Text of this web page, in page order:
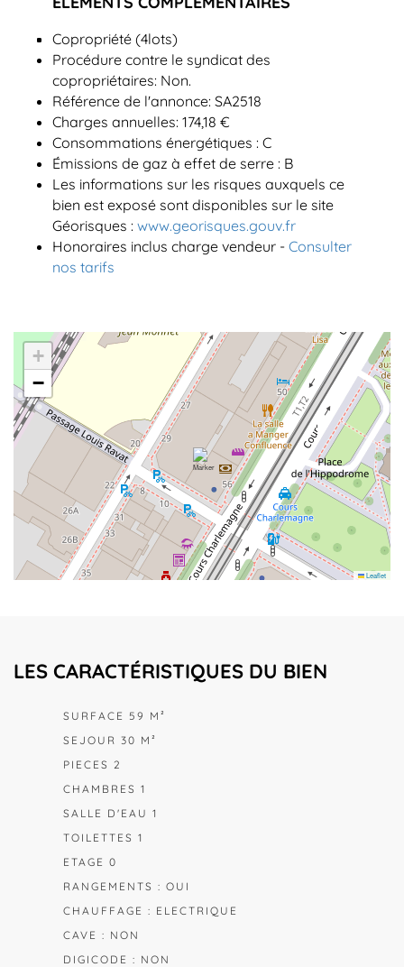
Copropriété (4lots)
Procédure contre le syndicat des
copropriétaires: Non.
Référence de l'annonce: SA2518
Charges annuelles: 174,18 €
Consommations énergétiques : C
Émissions de gaz à effet de serre : B
Les informations sur les risques auxquels ce
bien est exposé sont disponibles sur le site
Géorisques : www.georisques.gouv.fr
Honoraires inclus charge vendeur - Consulter
nos tarifs
+
−
Leaflet
LES CARACTÉRISTIQUES DU BIEN
SURFACE 59 M²
SEJOUR 30 M²
PIECES 2
CHAMBRES 1
SALLE D'EAU 1
TOILETTES 1
ETAGE 0
RANGEMENTS : OUI
CHAUFFAGE : ELECTRIQUE
CAVE : NON
DIGICODE : NON